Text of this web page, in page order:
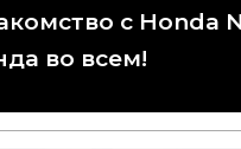
с Honda
во всем!